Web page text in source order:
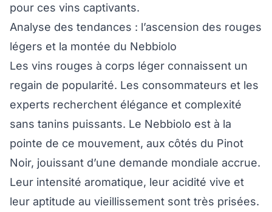
pour ces vins captivants.
Analyse des tendances : l’ascension des rouges
légers et la montée du Nebbiolo
Les vins rouges à corps léger connaissent un
regain de popularité. Les consommateurs et les
experts recherchent élégance et complexité
sans tanins puissants. Le Nebbiolo est à la
pointe de ce mouvement, aux côtés du Pinot
Noir, jouissant d’une demande mondiale accrue.
Leur intensité aromatique, leur acidité vive et
leur aptitude au vieillissement sont très prisées.